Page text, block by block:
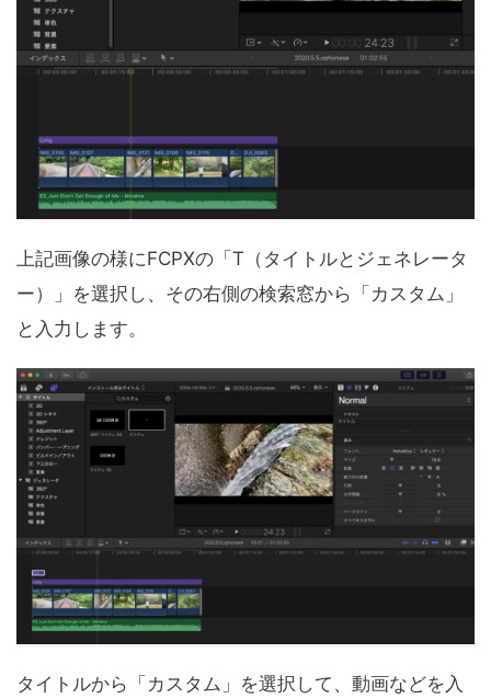
上記画像の様にFCPXの「T（タイトルとジェネレータ
ー）」を選択し、その右側の検索窓から「カスタム」
と入力します。
タイトルから「カスタム」を選択して、動画などを入